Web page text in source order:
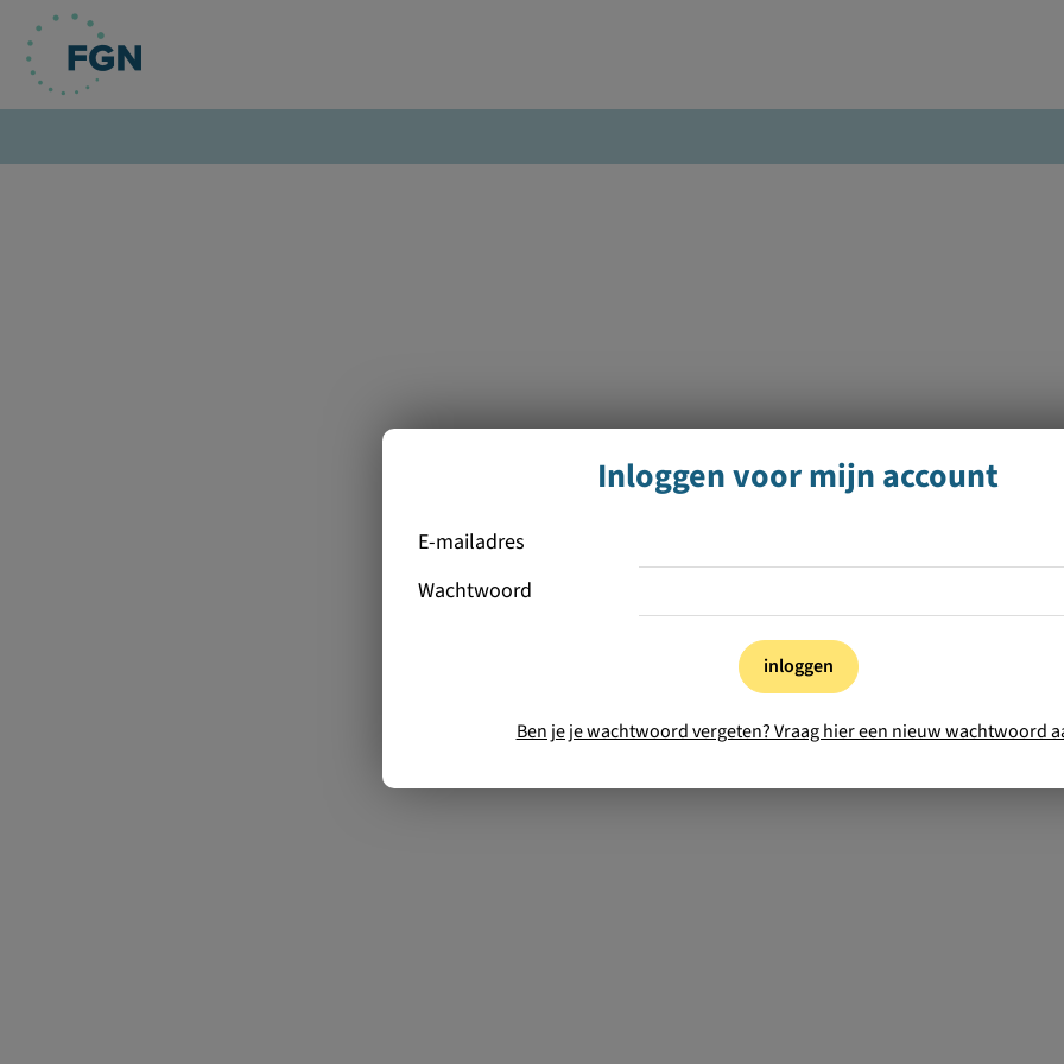
Inloggen voor mijn account
E-mailadres
Wachtwoord
inloggen
Ben je je wachtwoord vergeten? Vraag hier een nieuw wachtwoord